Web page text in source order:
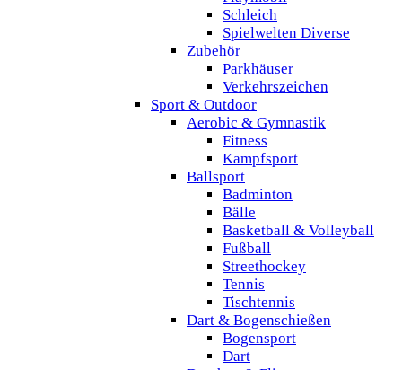
Schleich
Spielwelten Diverse
Zubehör
Parkhäuser
Verkehrszeichen
Sport & Outdoor
Aerobic & Gymnastik
Fitness
Kampfsport
Ballsport
Badminton
Bälle
Basketball & Volleyball
Fußball
Streethockey
Tennis
Tischtennis
Dart & Bogenschießen
Bogensport
Dart